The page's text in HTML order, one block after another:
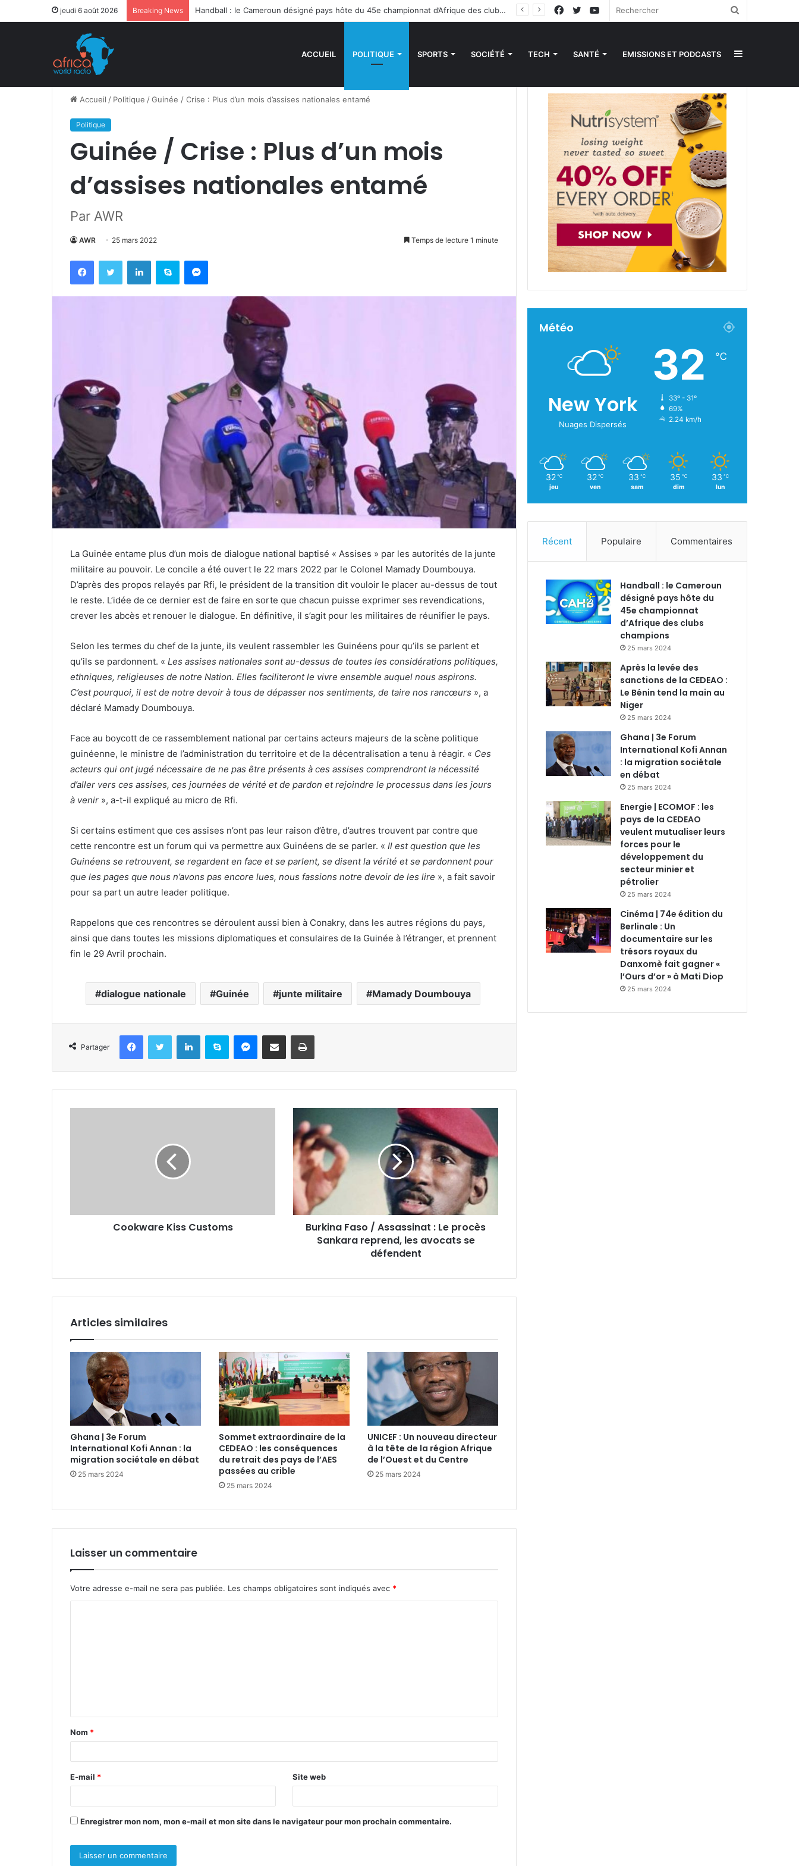
jeudi 6 août 2026 Breaking News Après la levée des sanctions de la CEDEAO : Le Bénin tend la main au Niger YouTube
Twitter
Facebook
ACCUEIL POLITIQUE SPORTS SOCIÉTÉ TECH SANTÉ EMISSIONS ET PODCASTS
Accueil / Politique /Guinée / Crise : Plus d’un mois d’assises nationales entamé
Politique
Guinée / Crise : Plus d’un mois
d’assises nationales entamé
Par AWR
AWR 25 mars 2022 Temps de lecture 1 minute
La Guinée entame plus d’un mois de dialogue national baptisé « Assises » par les autorités de la junte
militaire au pouvoir. Le concile a été ouvert le 22 mars 2022 par le Colonel Mamady Doumbouya.
D’après des propos relayés par Rfi, le président de la transition dit vouloir le placer au-dessus de tout
le reste. L’idée de ce dernier est de faire en sorte que chacun puisse exprimer ses revendications,
crever les abcès et renouer le dialogue. En définitive, il s’agit pour les militaires de réunifier le pays.
Selon les termes du chef de la junte, ils veulent rassembler les Guinéens pour qu’ils se parlent et
qu’ils se pardonnent. « Les assises nationales sont au-dessus de toutes les considérations politiques,
ethniques, religieuses de notre Nation. Elles faciliteront le vivre ensemble auquel nous aspirons.
C’est pourquoi, il est de notre devoir à tous de dépasser nos sentiments, de taire nos rancœurs », a
déclaré Mamady Doumbouya.
Face au boycott de ce rassemblement national par certains acteurs majeurs de la scène politique
guinéenne, le ministre de l’administration du territoire et de la décentralisation a tenu à réagir. « Ces
acteurs qui ont jugé nécessaire de ne pas être présents à ces assises comprendront la nécessité
d’aller vers ces assises, ces journées de vérité et de pardon et rejoindre le processus dans les jours
à venir », a-t-il expliqué au micro de Rfi.
Si certains estiment que ces assises n’ont pas leur raison d’être, d’autres trouvent par contre que
cette rencontre est un forum qui va permettre aux Guinéens de se parler. « Il est question que les
Guinéens se retrouvent, se regardent en face et se parlent, se disent la vérité et se pardonnent pour
que les pages que nous n’avons pas encore lues, nous fassions notre devoir de les lire », a fait savoir
pour sa part un autre leader politique.
Rappelons que ces rencontres se déroulent aussi bien à Conakry, dans les autres régions du pays,
ainsi que dans toutes les missions diplomatiques et consulaires de la Guinée à l’étranger, et prennent
fin le 29 Avril prochain.
dialogue nationale Guinée junte militaire Mamady Doumbouya
Partager
Cookware Kiss Customs
Burkina Faso / Assassinat : Le procès
Sankara reprend, les avocats se
défendent
Articles similaires
Ghana | 3e Forum
International Kofi Annan : la
migration sociétale en débat
25 mars 2024
Sommet extraordinaire de la
CEDEAO : les conséquences
du retrait des pays de l’AES
passées au crible
25 mars 2024
UNICEF : Un nouveau directeur
à la tête de la région Afrique
de l’Ouest et du Centre
25 mars 2024
Laisser un commentaire
Votre adresse e-mail ne sera pas publiée. Les champs obligatoires sont indiqués avec *
t
a
e
*
Nom *
E-mail * Site web
Enregistrer mon nom, mon e-mail et mon site dans le navigateur pour mon prochain commentaire.
Météo
New York
Nuages Dispersés
32 ℃
33º - 31º
69%
2.24 km/h
32 ℃
jeu
32 ℃
ven
33 ℃
sam
35 ℃
dim
33 ℃
lun
Récent Populaire Commentaires
Handball : le Cameroun
désigné pays hôte du
45e championnat
d’Afrique des clubs
champions
25 mars 2024
Après la levée des
sanctions de la CEDEAO :
Le Bénin tend la main au
Niger
25 mars 2024
Ghana | 3e Forum
International Kofi Annan
: la migration sociétale
en débat
25 mars 2024
Energie | ECOMOF : les
pays de la CEDEAO
veulent mutualiser leurs
forces pour le
développement du
secteur minier et
pétrolier
25 mars 2024
Cinéma | 74e édition du
Berlinale : Un
documentaire sur les
trésors royaux du
Danxomè fait gagner «
l’Ours d’or » à Mati Diop
25 mars 2024